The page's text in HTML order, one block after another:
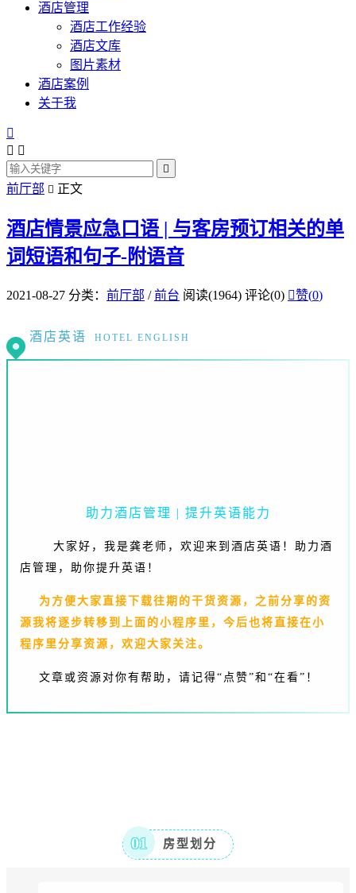
酒店管理
酒店工作经验
酒店文库
图片素材
酒店案例
关于我

 

前厅部  正文
酒店情景应急口语 | 与客房预订相关的单
词短语和句子-附语音
2021-08-27 分类： 前厅部 /前台 阅读(1964) 评论(0) 赞(0)
酒店英语 HOTEL ENGLISH
助力酒店管理 | 提升英语能力
大家好，我是龚老师，欢迎来到酒店英语！
助力酒
店管理，助你提升英语！
为方便大家直接下载往期的干货资源，之前分享的资
源我将逐步转移到上面的小程序里，今后也将直接在小
程序里分享资源，欢迎大家关注。
文章或资源对你有帮助，请记得“点赞”和“在看”！
01 房型划分